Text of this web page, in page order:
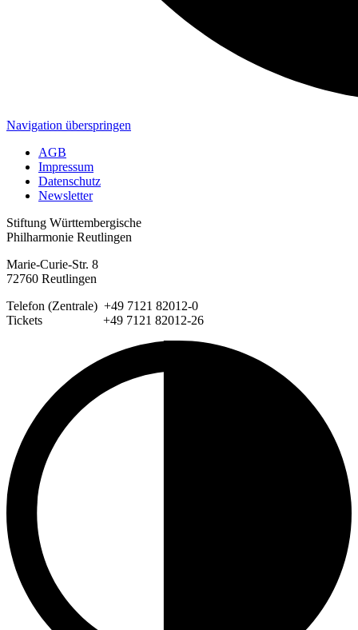
Navigation überspringen
AGB
Impressum
Datenschutz
Newsletter
Stiftung Württembergische
Philharmonie Reutlingen
Marie-Curie-Str. 8
72760 Reutlingen
Telefon (Zentrale) +49 7121 82012-0
Tickets +49 7121 82012-26